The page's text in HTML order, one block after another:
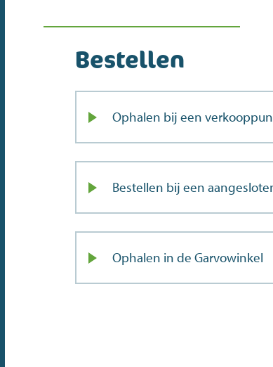
Bestellen
Ophalen bij een
Bestellen bij een
Ophalen in de Garvowinkel